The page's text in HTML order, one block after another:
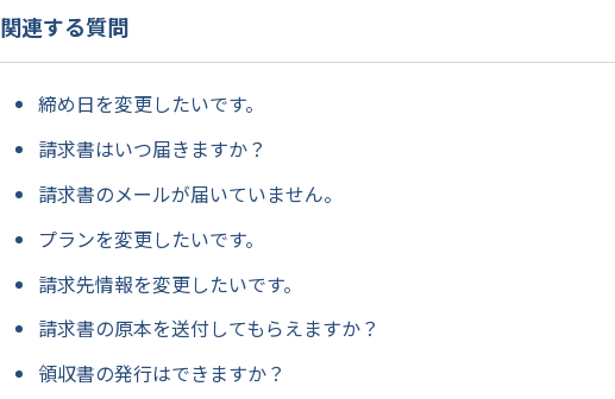
関連する質問
締め日を変更したいです。
請求書はいつ届きますか？
請求書のメールが届いていません。
プランを変更したいです。
請求先情報を変更したいです。
請求書の原本を送付してもらえますか？
領収書の発行はできますか？